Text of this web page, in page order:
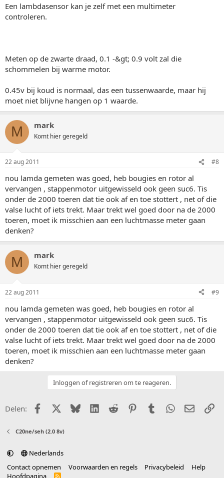
Een lambdasensor kan je zelf met een multimeter
controleren.
Meten op de zwarte draad, 0.1 -&gt; 0.9 volt zal die
schommelen bij warme motor.
0.45v bij koud is normaal, das een tussenwaarde, maar hij
moet niet blijvne hangen op 1 waarde.
M mark
Komt hier geregeld
22 aug 2011 #8
nou lamda gemeten was goed, heb bougies en rotor al
vervangen , stappenmotor uitgewisseld ook geen suc6. Tis
onder de 2000 toeren dat tie ook af en toe stottert , net of die
valse lucht of iets trekt. Maar trekt wel goed door na de 2000
toeren, moet ik misschien aan een luchtmasse meter gaan
denken?
M mark
Komt hier geregeld
22 aug 2011 #9
nou lamda gemeten was goed, heb bougies en rotor al
vervangen , stappenmotor uitgewisseld ook geen suc6. Tis
onder de 2000 toeren dat tie ook af en toe stottert , net of die
valse lucht of iets trekt. Maar trekt wel goed door na de 2000
toeren, moet ik misschien aan een luchtmasse meter gaan
denken?
Inloggen of registreren om te reageren.
Delen: FacebookX (Twitter)
BlueskyLinkedIn
Reddit PinterestTumblr WhatsApp
E-mail
C20ne/seh (2.0 8v)
Nederlands
Contact opnemen
Voorwaarden en regels Privacybeleid
Help
Hoofdpagina
R